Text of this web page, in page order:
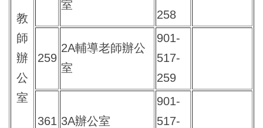
教
師
辦
公
室
室
258
259
2A輔導老師辦公
室
901-
517-
259
361 3A辦公室
901-
517-